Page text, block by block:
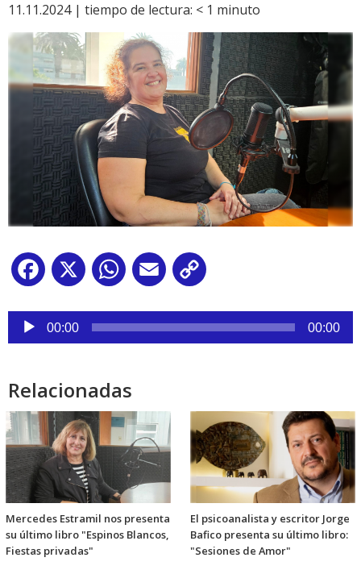
11.11.2024 | tiempo de lectura: < 1 minuto
Facebook
X WhatsApp
Email
Reproductor
audio
00:00 00:00
Relacionadas
Mercedes Estramil nos presenta
su último libro "Espinos Blancos,
Fiestas privadas"
El psicoanalista y escritor Jorge
Bafico presenta su último libro:
"Sesiones de Amor"